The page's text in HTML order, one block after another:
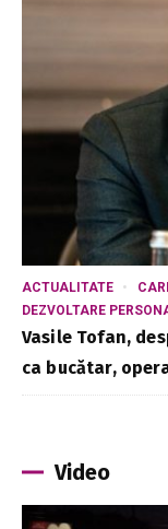
ACTUALITATE
DEZVOLTARE
Vasile Tofan,
ca bucătar,
Video